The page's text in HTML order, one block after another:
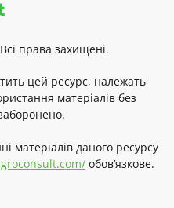
права захищені.
цей ресурс, належать
матеріалів без
матеріалів даного ресурсу
обов’язкове.